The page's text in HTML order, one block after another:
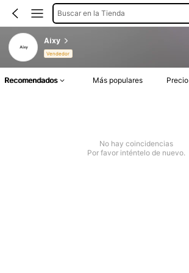
Buscar en la Tienda
Aixy
Vendedor
Recomendados Más populares Precio
No hay coincidencias
Por favor inténtelo de nuevo.